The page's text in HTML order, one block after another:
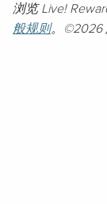
浏览 Live!
般规则。©2026